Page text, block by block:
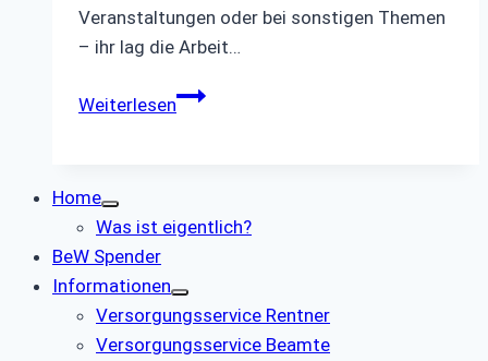
Veranstaltungen oder bei sonstigen Themen
– ihr lag die Arbeit…
WeiterlesenGK
Home
Was ist eigentlich?
BeW Spender
Informationen
Versorgungsservice Rentner
Versorgungsservice Beamte